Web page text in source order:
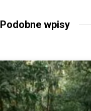
Podobne wpisy